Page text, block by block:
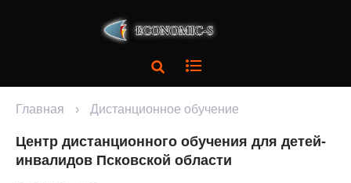
Главная › Дистанционное обучение
Центр дистанционного обучения для детей-
инвалидов Псковской области